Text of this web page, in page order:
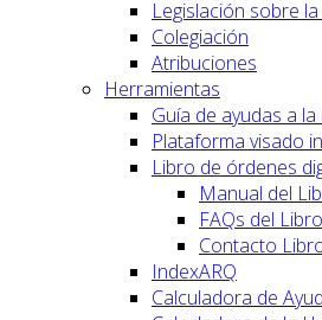
Legislación sobre
Colegiación
Atribuciones
Herramientas
Guía de ayudas a
Plataforma visado
Libro de órdenes
Manual del
FAQs del
Contacto
IndexARQ
Calculadora de